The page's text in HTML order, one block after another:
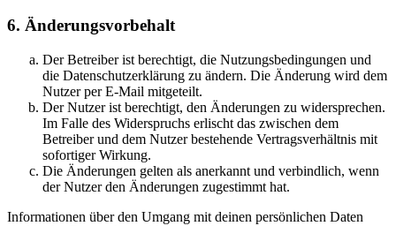
6. Änderungsvorbehalt
Der Betreiber ist berechtigt, die Nutzungsbedingungen und
die Datenschutzerklärung zu ändern. Die Änderung wird dem
Nutzer per E-Mail mitgeteilt.
Der Nutzer ist berechtigt, den Änderungen zu widersprechen.
Im Falle des Widerspruchs erlischt das zwischen dem
Betreiber und dem Nutzer bestehende Vertragsverhältnis mit
sofortiger Wirkung.
Die Änderungen gelten als anerkannt und verbindlich, wenn
der Nutzer den Änderungen zugestimmt hat.
Informationen über den Umgang mit deinen persönlichen Daten